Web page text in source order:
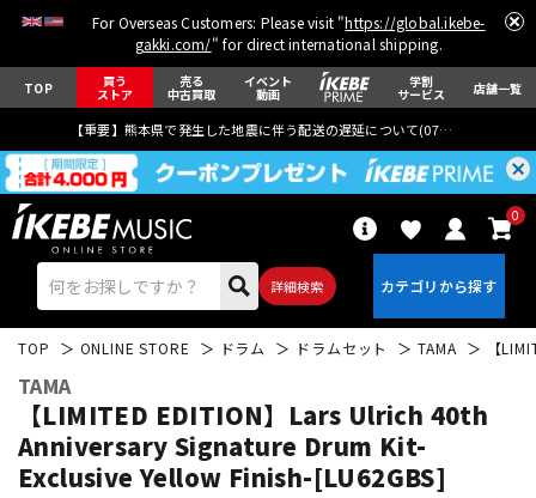
For Overseas Customers: Please visit "https://global.ikebe-
gakki.com/" for direct international shipping.
TOP 買う
ストア
売る
中古買取
イベント
動画
学割
サービス 店舗一覧
【重要】熊本県で発生した地震に伴う配送の遅延について(07月29日
詳細検索
0
エレキギター アコギ/エレアコ
TOP ONLINE STORE ドラム ドラムセット TAMA 【
TAMA
【LIMITED EDITION】Lars Ulrich 40th
Anniversary Signature Drum Kit-
Exclusive Yellow Finish-[LU62GBS]